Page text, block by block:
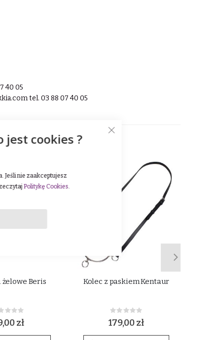
40 05
tel. 03 88 07 40 05
Beris
Rating:
zł
Kolec z paskiem Kentaur
Rating:
0%
179,00 zł
jest cookies ?
Jeśli nie zaakceptujesz
Politykę Cookies.